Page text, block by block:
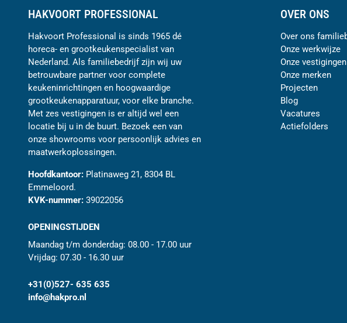
HAKVOORT PROFESSIONAL
Hakvoort Professional is sinds 1965 dé
horeca- en grootkeukenspecialist van
Nederland. Als familiebedrijf zijn wij uw
betrouwbare partner voor complete
keukeninrichtingen en hoogwaardige
grootkeukenapparatuur, voor elke branche.
Met zes vestigingen is er altijd wel een
locatie bij u in de buurt. Bezoek een van
onze showrooms voor persoonlijk advies en
maatwerkoplossingen.
Hoofdkantoor: Platinaweg 21, 8304 BL
Emmeloord.
KVK-nummer: 39022056
OPENINGSTIJDEN
Maandag t/m donderdag: 08.00 - 17.00 uur
Vrijdag: 07.30 - 16.30 uur
+31(0)527- 635 635
info@hakpro.nl
OVER ONS
Over ons
Onze werkwijze
Onze vestigingen
Onze merken
Projecten
Blog
Vacatures
Actiefolders